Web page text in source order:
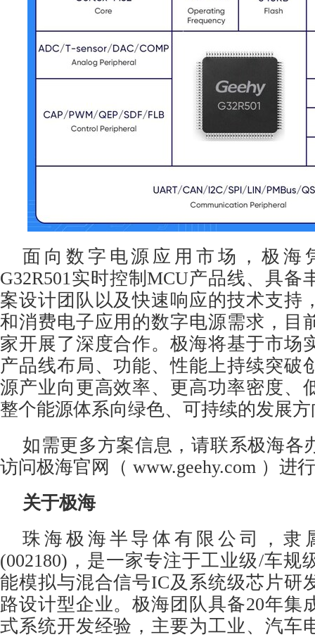
面向数字电源应用市场，极海
G32R501实时控制MCU产品线、具备
案设计团队以及快速响应的技术支持
和消费电子应用的数字电源需求，目
家开展了深度合作。极海将基于市场
产品线布局、功能、性能上持续突破
源产业向更高效率、更高功率密度、
整个能源体系向绿色、可持续的发展
如需更多方案信息，请联系极海各
访问极海官网（ www.geehy.com ）进
关于极海
珠海极海半导体有限公司，隶
(002180)，是一家专注于工业级/车规
能模拟与混合信号IC及系统级芯片研
路设计型企业。极海团队具备20年集
式系统开发经验，主要为工业、汽车